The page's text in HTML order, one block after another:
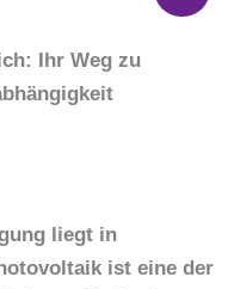
Ihr Weg zu
liegt in
ist eine der